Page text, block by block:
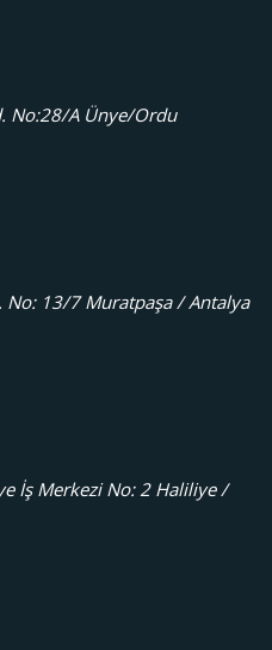
No:28/A Ünye/Ordu
No: 13/7 Muratpaşa / Antalya
İş Merkezi No: 2 Haliliye /